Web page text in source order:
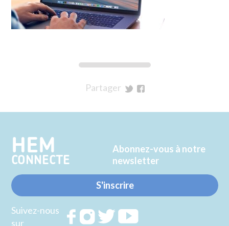
Partager
Twitter
Facebook
HEM
CONNECTE
Abonnez-vous à notre
newsletter
S'inscrire
Suivez-nous
sur
RejoignezRejoignezRejoignez